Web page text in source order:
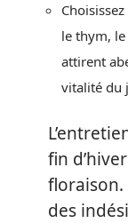
le thym,
attirent
vitalité du
fin
floraison.
des